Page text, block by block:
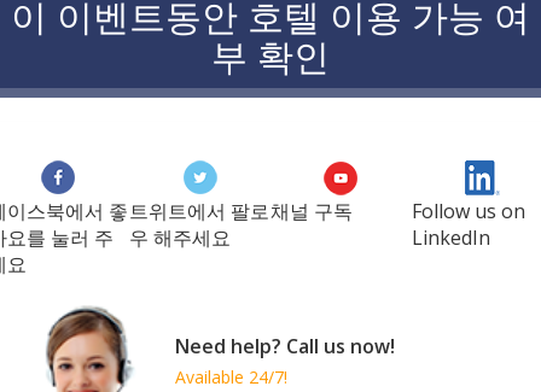
이 이벤트동안 호텔 이용 가능 여
부 확인
이스북에서 좋
요를 눌러 주
요
트위트에서 팔로
우 해주세요
채널 구독
Follow us on
LinkedIn
Need help? Call us now!
Available 24/7!